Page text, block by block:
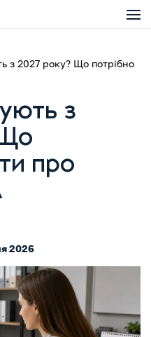
з 2027 року? Що потрібно
з
про
2026